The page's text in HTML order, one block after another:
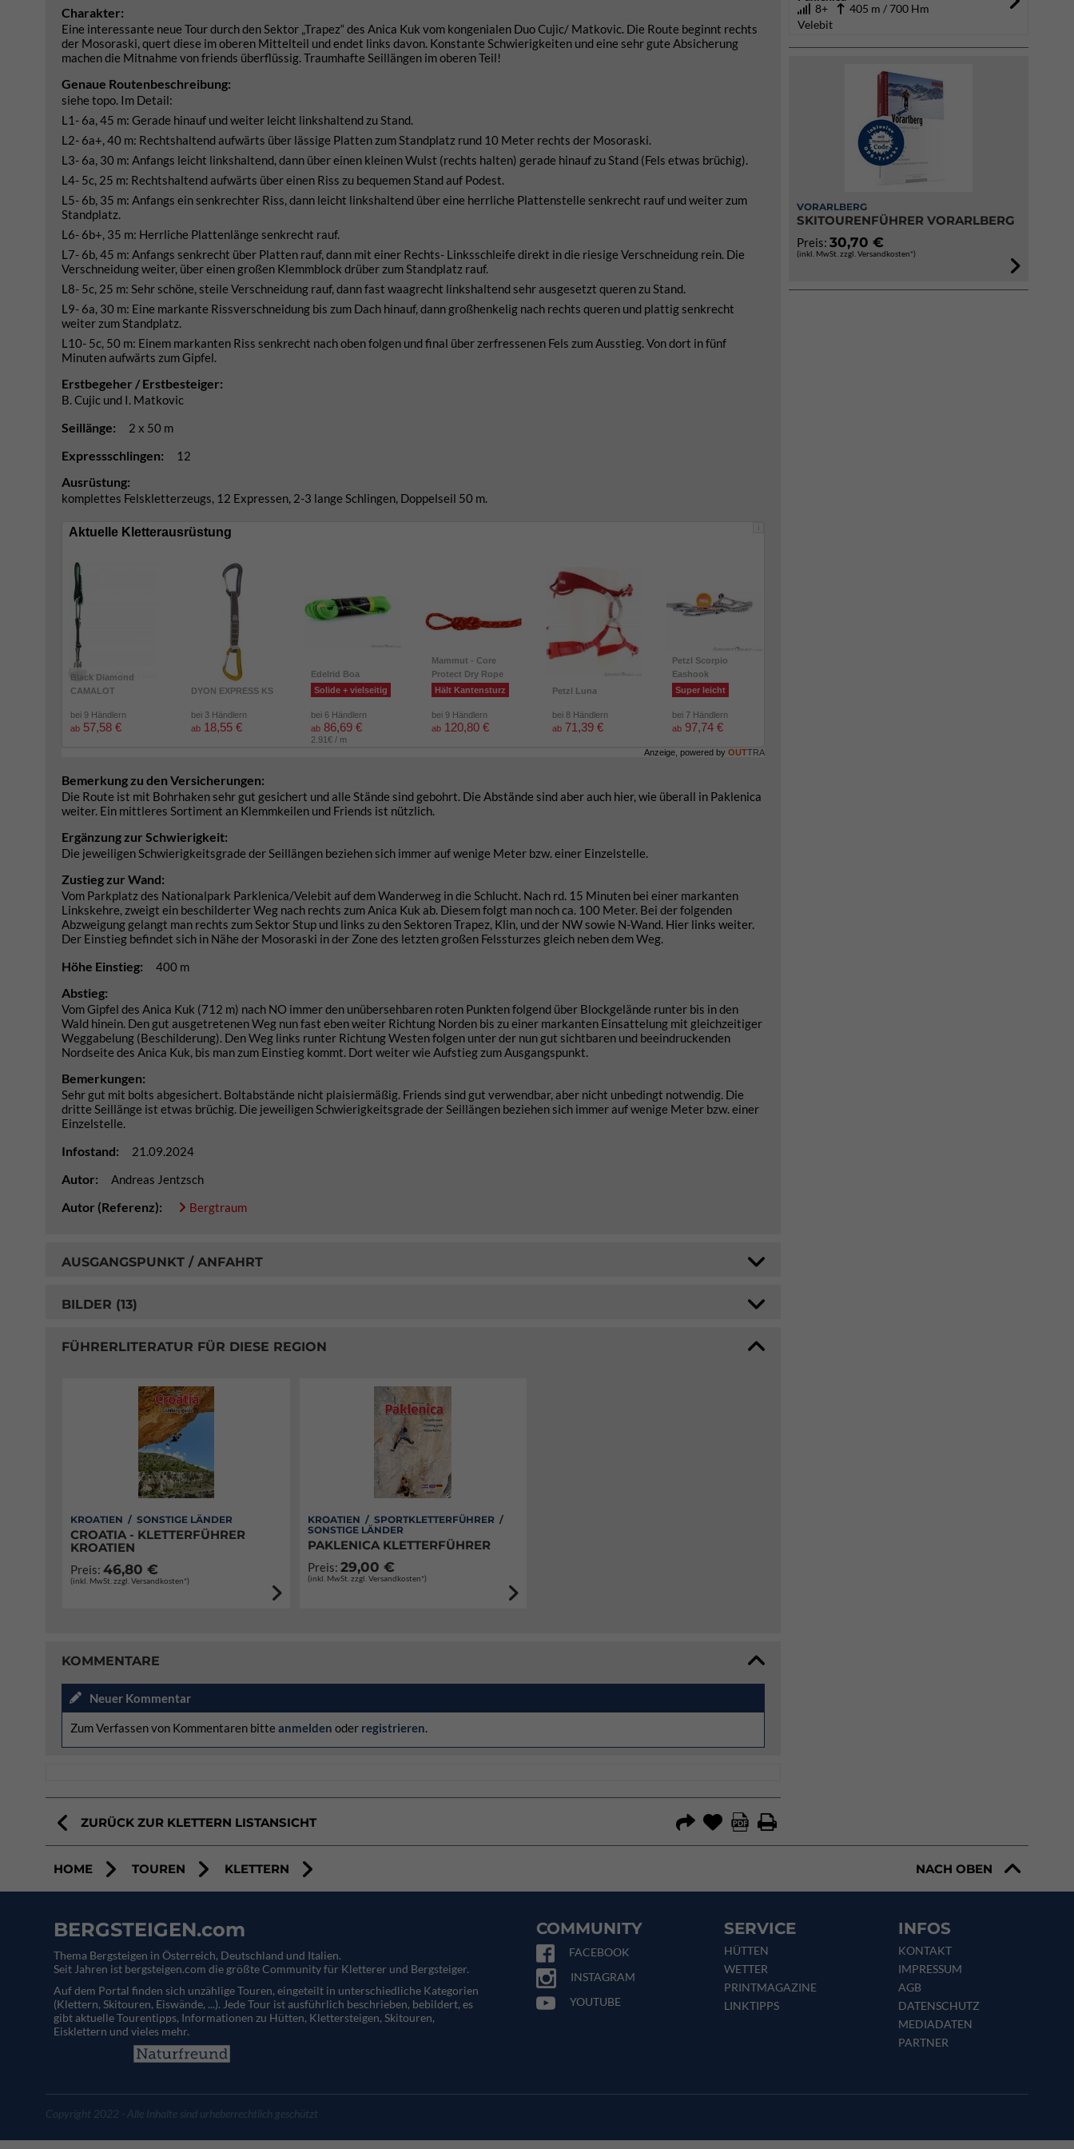
Charakter:
Eine interessante neue Tour durch den Sektor „Trapez“ des Anica Kuk vom kongenialen Duo Cujic/ Matkovic. Die Route beginnt rechts
der Mosoraski, quert diese im oberen Mittelteil und endet links davon. Konstante Schwierigkeiten und eine sehr gute Absicherung
machen die Mitnahme von friends überflüssig. Traumhafte Seillängen im oberen Teil!
Genaue Routenbeschreibung:
siehe topo. Im Detail:
L1- 6a, 45 m: Gerade hinauf und weiter leicht linkshaltend zu Stand.
L2- 6a+, 40 m: Rechtshaltend aufwärts über lässige Platten zum Standplatz rund 10 Meter rechts der Mosoraski.
L3- 6a, 30 m: Anfangs leicht linkshaltend, dann über einen kleinen Wulst (rechts halten) gerade hinauf zu Stand (Fels etwas brüchig).
L4- 5c, 25 m: Rechtshaltend aufwärts über einen Riss zu bequemen Stand auf Podest.
L5- 6b, 35 m: Anfangs ein senkrechter Riss, dann leicht linkshaltend über eine herrliche Plattenstelle senkrecht rauf und weiter zum
Standplatz.
L6- 6b+, 35 m: Herrliche Plattenlänge senkrecht rauf.
L7- 6b, 45 m: Anfangs senkrecht über Platten rauf, dann mit einer Rechts- Linksschleife direkt in die riesige Verschneidung rein. Die
Verschneidung weiter, über einen großen Klemmblock drüber zum Standplatz rauf.
L8- 5c, 25 m: Sehr schöne, steile Verschneidung rauf, dann fast waagrecht linkshaltend sehr ausgesetzt queren zu Stand.
L9- 6a, 30 m: Eine markante Rissverschneidung bis zum Dach hinauf, dann großhenkelig nach rechts queren und plattig senkrecht
weiter zum Standplatz.
L10- 5c, 50 m: Einem markanten Riss senkrecht nach oben folgen und final über zerfressenen Fels zum Ausstieg. Von dort in fünf
Minuten aufwärts zum Gipfel.
Erstbegeher / Erstbesteiger:
B. Cujic und I. Matkovic
Seillänge: 2 x 50 m
Expressschlingen: 12
Ausrüstung:
komplettes Felskletterzeugs, 12 Expressen, 2-3 lange Schlingen, Doppelseil 50 m.
i
Aktuelle Kletterausrüstung
Black Diamond
CAMALOT
bei 9 Händlern
ab 57,58 €
DYON EXPRESS KS
bei 3 Händlern
ab 18,55 €
Edelrid Boa
Solide + vielseitig
bei 6 Händlern
ab 86,69 €
2.91€ / m
Mammut - Core
Protect Dry Rope
Hält Kantensturz
bei 9 Händlern
ab 120,80 €
Petzl Luna
bei 8 Händlern
ab 71,39 €
Petzl Scorpio
Eashook
Super leicht
bei 7 Händlern
ab 97,74 €
Anzeige, powered by OUTTRA
Bemerkung zu den Versicherungen:
Die Route ist mit Bohrhaken sehr gut gesichert und alle Stände sind gebohrt. Die Abstände sind aber auch hier, wie überall in Paklenica
weiter. Ein mittleres Sortiment an Klemmkeilen und Friends ist nützlich.
Ergänzung zur Schwierigkeit:
Die jeweiligen Schwierigkeitsgrade der Seillängen beziehen sich immer auf wenige Meter bzw. einer Einzelstelle.
Zustieg zur Wand:
Vom Parkplatz des Nationalpark Parklenica/Velebit auf dem Wanderweg in die Schlucht. Nach rd. 15 Minuten bei einer markanten
Linkskehre, zweigt ein beschilderter Weg nach rechts zum Anica Kuk ab. Diesem folgt man noch ca. 100 Meter. Bei der folgenden
Abzweigung gelangt man rechts zum Sektor Stup und links zu den Sektoren Trapez, Klin, und der NW sowie N-Wand. Hier links weiter.
Der Einstieg befindet sich in Nähe der Mosoraski in der Zone des letzten großen Felssturzes gleich neben dem Weg.
Höhe Einstieg: 400 m
Abstieg:
Vom Gipfel des Anica Kuk (712 m) nach NO immer den unübersehbaren roten Punkten folgend über Blockgelände runter bis in den
Wald hinein. Den gut ausgetretenen Weg nun fast eben weiter Richtung Norden bis zu einer markanten Einsattelung mit gleichzeitiger
Weggabelung (Beschilderung). Den Weg links runter Richtung Westen folgen unter der nun gut sichtbaren und beeindruckenden
Nordseite des Anica Kuk, bis man zum Einstieg kommt. Dort weiter wie Aufstieg zum Ausgangspunkt.
Bemerkungen:
Sehr gut mit bolts abgesichert. Boltabstände nicht plaisiermäßig. Friends sind gut verwendbar, aber nicht unbedingt notwendig. Die
dritte Seillänge ist etwas brüchig. Die jeweiligen Schwierigkeitsgrade der Seillängen beziehen sich immer auf wenige Meter bzw. einer
Einzelstelle.
Infostand: 21.09.2024
Autor: Andreas Jentzsch
Autor (Referenz): Bergtraum
AUSGANGSPUNKT / ANFAHRT
BILDER (13)
FÜHRERLITERATUR FÜR DIESE REGION
KROATIEN / SONSTIGE LÄNDER
CROATIA - KLETTERFÜHRER
KROATIEN
Preis: 46,80 €
(inkl. MwSt. zzgl. Versandkosten*)
KROATIEN / SPORTKLETTERFÜHRER /
SONSTIGE LÄNDER
PAKLENICA KLETTERFÜHRER
Preis: 29,00 €
(inkl. MwSt. zzgl. Versandkosten*)
KOMMENTARE
Neuer Kommentar
Zum Verfassen von Kommentaren bitte anmelden oder registrieren.
ZURÜCK ZUR KLETTERN LISTANSICHT
8+
405 m / 700 Hm
Velebit
VORARLBERG
SKITOURENFÜHRER VORARLBERG
Preis: 30,70 €
(inkl. MwSt. zzgl. Versandkosten*)
HOME TOUREN KLETTERN NACH OBEN
BERGSTEIGEN.com
Thema Bergsteigen in Österreich, Deutschland und Italien.
Seit Jahren ist bergsteigen.com die größte Community für Kletterer und Bergsteiger.
Auf dem Portal finden sich unzählige Touren, eingeteilt in unterschiedliche Kategorien
(Klettern, Skitouren, Eiswände, ...). Jede Tour ist ausführlich beschrieben, bebildert, es
gibt aktuelle Tourentipps, Informationen zu Hütten, Klettersteigen, Skitouren,
Eisklettern und vieles mehr.
COMMUNITY
FACEBOOK
INSTAGRAM
YOUTUBE
SERVICE
HÜTTEN
WETTER
PRINTMAGAZINE
LINKTIPPS
INFOS
KONTAKT
IMPRESSUM
AGB
DATENSCHUTZ
MEDIADATEN
PARTNER
Copyright 2022 - Alle Inhalte sind urheberrechtlich geschützt